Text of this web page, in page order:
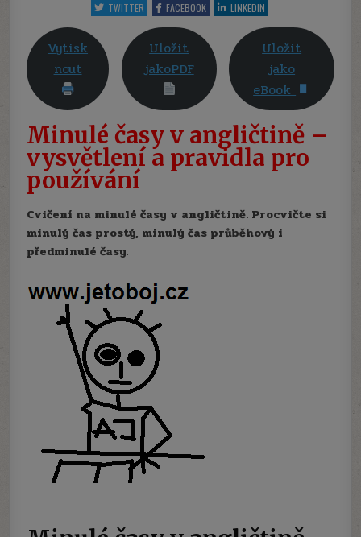
TWITTER FACEBOOK LINKEDIN
Vytisk
nout
Uložit
jakoPDF
Uložit
jako
eBook
Minulé časy v angličtině –
vysvětlení a pravidla pro
používání
Cvičení na minulé časy v angličtině. Procvičte si
minulý čas prostý, minulý čas průběhový i
předminulé časy.